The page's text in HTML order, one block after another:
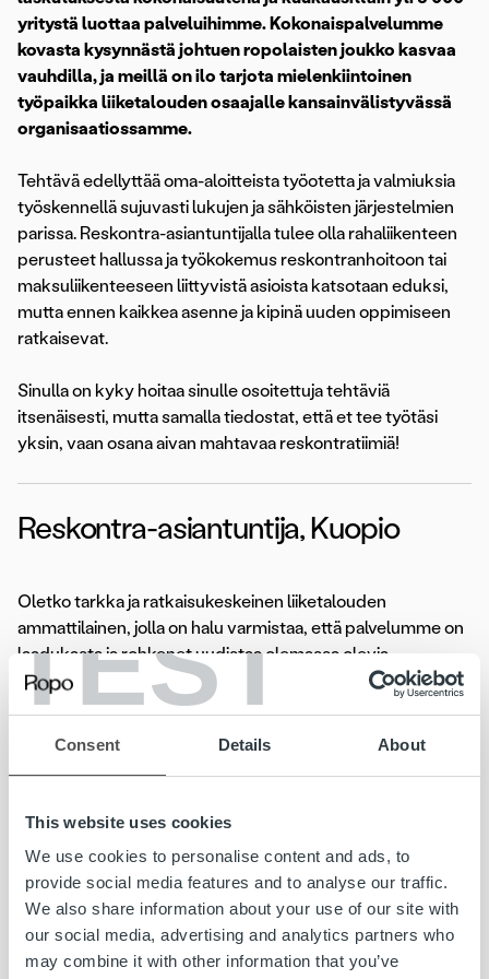
TEST
Consent Details About
This website uses cookies
We use cookies to personalise content and ads, to
provide social media features and to analyse our traffic.
We also share information about your use of our site with
our social media, advertising and analytics partners who
may combine it with other information that you’ve
yritystä luottaa palveluihimme. Kokonaispalvelumme
kovasta kysynnästä johtuen ropolaisten joukko kasvaa
vauhdilla, ja meillä on ilo tarjota mielenkiintoinen
työpaikka liiketalouden osaajalle kansainvälistyvässä
organisaatiossamme.
Tehtävä edellyttää oma-aloitteista työotetta ja valmiuksia
työskennellä sujuvasti lukujen ja sähköisten järjestelmien
parissa. Reskontra-asiantuntijalla tulee olla rahaliikenteen
perusteet hallussa ja työkokemus reskontranhoitoon tai
maksuliikenteeseen liittyvistä asioista katsotaan eduksi,
mutta ennen kaikkea asenne ja kipinä uuden oppimiseen
ratkaisevat.
Sinulla on kyky hoitaa sinulle osoitettuja tehtäviä
itsenäisesti, mutta samalla tiedostat, että et tee työtäsi
yksin, vaan osana aivan mahtavaa reskontratiimiä!
Reskontra-asiantuntija, Kuopio
Oletko tarkka ja ratkaisukeskeinen liiketalouden
ammattilainen, jolla on halu varmistaa, että palvelumme on
laadukasta ja rohkenet uudistaa olemassa olevia
toimintatapoja? Olisitko yksi meistä? Hakemuksen pääset
jättämääntästä.
Lue koko ilmoitus»
Lasku on iloinen asia. Kun yritys saa myymästään tavarasta
tai palvelusta rahansa, pyörii yrityksen lisäksi koko
yhteiskunta. Meidän tehtävämme on huolehtia yritysten
laskutuksesta kokonaisuutena. Joka 6. Suomessa lähtevä